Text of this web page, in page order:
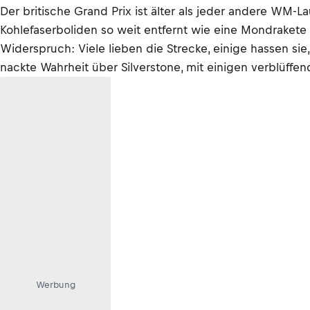
Der britische Grand Prix ist älter als jeder andere WM-
Kohlefaserboliden so weit entfernt wie eine
Widerspruch: Viele lieben die Strecke, einige hassen
nackte Wahrheit über Silverstone, mit einigen
Werbung